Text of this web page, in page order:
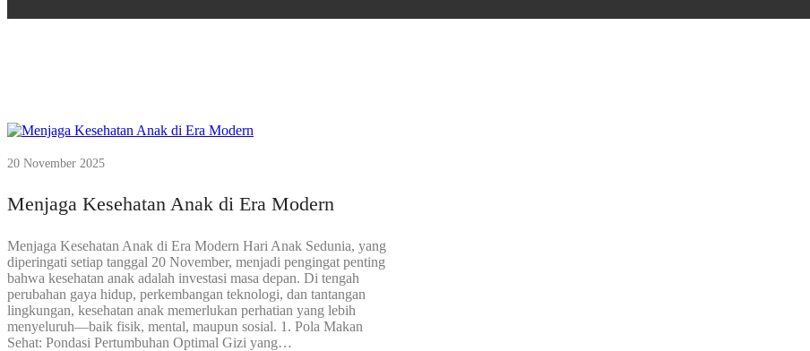
20 November 2025
Menjaga Kesehatan Anak di Era Modern
Menjaga Kesehatan Anak di Era Modern Hari Anak Sedunia, yang
diperingati setiap tanggal 20 November, menjadi pengingat penting
bahwa kesehatan anak adalah investasi masa depan. Di tengah
perubahan gaya hidup, perkembangan teknologi, dan tantangan
lingkungan, kesehatan anak memerlukan perhatian yang lebih
menyeluruh—baik fisik, mental, maupun sosial. 1. Pola Makan
Sehat: Pondasi Pertumbuhan Optimal Gizi yang…